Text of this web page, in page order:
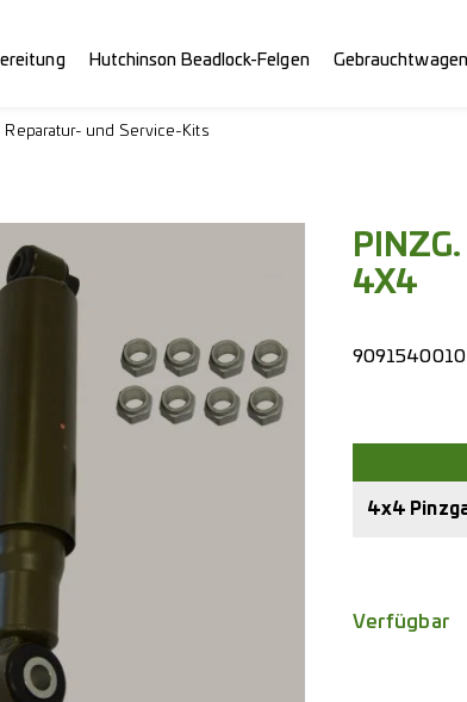
Hutchinson Beadlock-Felgen
Reparatur- und Service-Kits
4X4
9091540010
4x4
Verfügbar